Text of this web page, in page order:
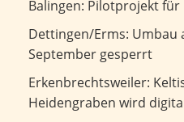
Pilotprojekt für
Balingen: Pilotprojekt
Umbau an der "Bleiche":
Dettingen/Erms: Umbau
September gesperrt
Keltische Metropole
Erkenbrechtsweiler:
Heidengraben wird